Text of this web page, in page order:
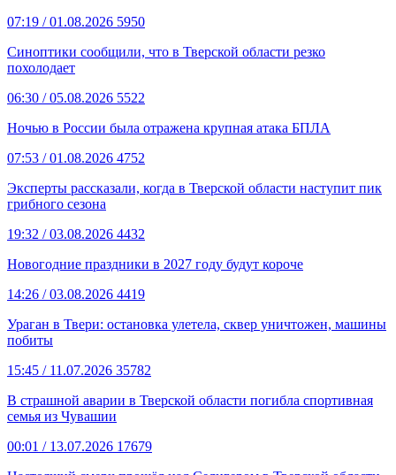
07:19 / 01.08.2026 5950
Синоптики сообщили, что в Тверской области резко
похолодает
06:30 / 05.08.2026 5522
Ночью в России была отражена крупная атака БПЛА
07:53 / 01.08.2026 4752
Эксперты рассказали, когда в Тверской области наступит пик
грибного сезона
19:32 / 03.08.2026 4432
Новогодние праздники в 2027 году будут короче
14:26 / 03.08.2026 4419
Ураган в Твери: остановка улетела, сквер уничтожен, машины
побиты
15:45 / 11.07.2026 35782
В страшной аварии в Тверской области погибла спортивная
семья из Чувашии
00:01 / 13.07.2026 17679